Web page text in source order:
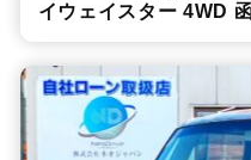
イウェイスター 4WD